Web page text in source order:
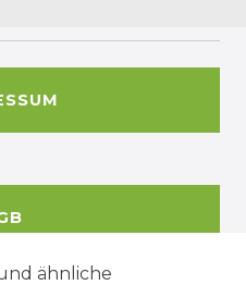
ähnliche